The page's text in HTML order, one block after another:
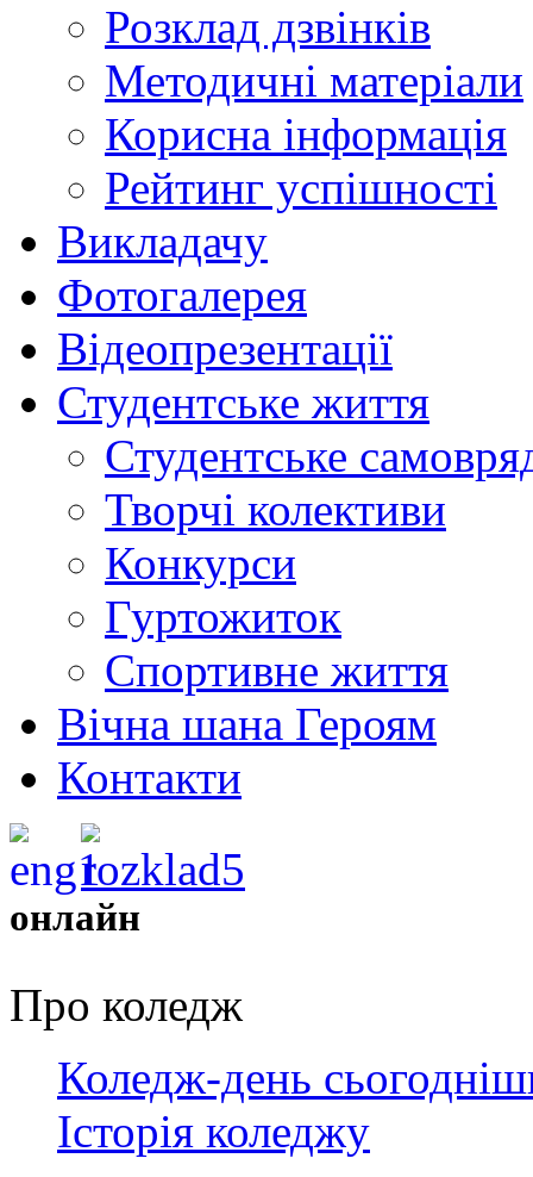
Розклад дзвінків
Методичні матеріали
Корисна інформація
Рейтинг успішності
Викладачу
Фотогалерея
Відеопрезентації
Студентське життя
Студентське
Творчі колективи
Конкурси
Гуртожиток
Спортивне життя
Вічна шана Героям
Контакти
онлайн
Про коледж
Коледж-день
Історія коледжу